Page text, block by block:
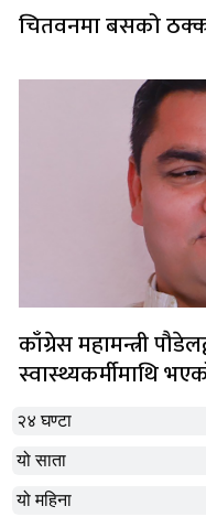
२४ घण्टा
यो साता
यो महिना
चितवनमा बसको
काँग्रेस महामन्त्री
स्वास्थ्यकर्मीमाथि